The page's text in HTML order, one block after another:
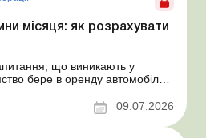
місяця: як розрахувати
що виникають у
бере в оренду автомобіль у
у фізособи автомобіль з
договору орендна плата
Виникла...
09.07.2026